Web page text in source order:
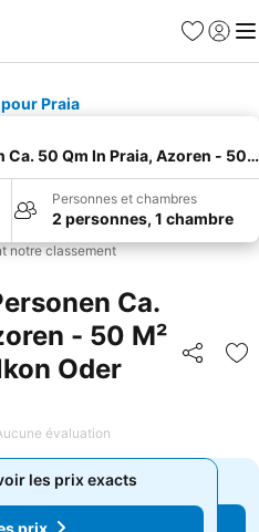
Favoris
Se
Praia
Ca. 50 Qm In Praia, Azoren - 50
Personnes et chambres
2 personnes, 1 chambre
notre classement
Ca.
- 50 M²
Oder
Partager
évaluation
les prix exacts
les prix
les prix exacts
prix